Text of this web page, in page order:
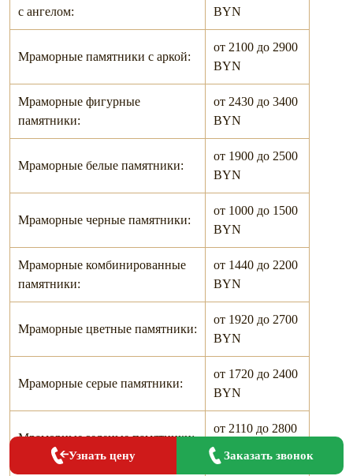
c ангелом:
BYN
Мраморные памятники c аркой:
от 2100 до 2900
BYN
Мраморные фигурные
памятники:
от 2430 до 3400
BYN
Мраморные белые памятники:
от 1900 до 2500
BYN
Мраморные черные памятники:
от 1000 до 1500
BYN
Мраморные комбинированные
памятники:
от 1440 до 2200
BYN
Мраморные цветные памятники:
от 1920 до 2700
BYN
Мраморные серые памятники:
от 1720 до 2400
BYN
Мраморные зеленые памятники:
от 2110 до 2800
BYN
Узнать цену Заказать звонок